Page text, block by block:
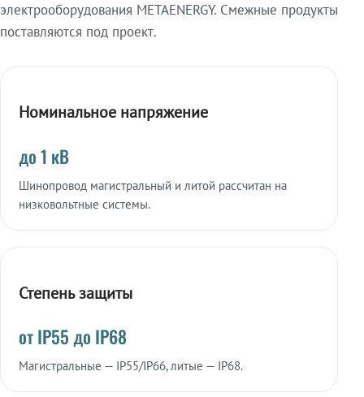
электрооборудования METAENERGY. Смежные продукты
поставляются под проект.
Номинальное напряжение
до 1 кВ
Шинопровод магистральный и литой рассчитан на
низковольтные системы.
Степень защиты
от IP55 до IP68
Магистральные — IP55/IP66, литые — IP68.